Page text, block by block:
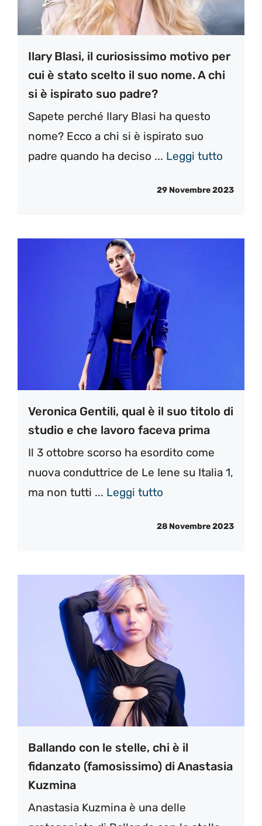
Ilary Blasi, il curiosissimo motivo per
cui è stato scelto il suo nome. A chi
si è ispirato suo padre?
Sapete perché Ilary Blasi ha questo
nome? Ecco a chi si è ispirato suo
padre quando ha deciso ... Leggi tutto
29 Novembre 2023
Veronica Gentili, qual è il suo titolo di
studio e che lavoro faceva prima
Il 3 ottobre scorso ha esordito come
nuova conduttrice de Le Iene su Italia 1,
ma non tutti ... Leggi tutto
28 Novembre 2023
Ballando con le stelle, chi è il
fidanzato (famosissimo) di Anastasia
Kuzmina
Anastasia Kuzmina è una delle